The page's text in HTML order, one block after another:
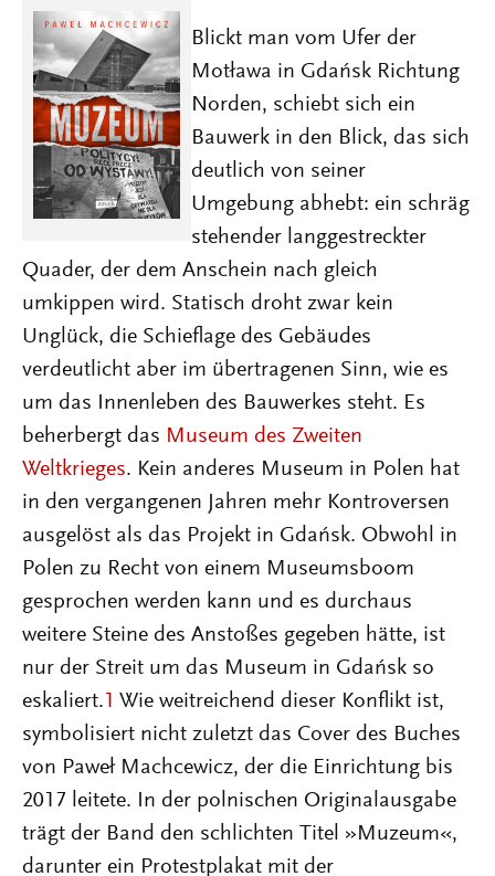
Blickt man vom Ufer der
Motława in Gdańsk Richtung
Norden, schiebt sich ein
Bauwerk in den Blick, das sich
deutlich von seiner
Umgebung abhebt: ein schräg
stehender langgestreckter
Quader, der dem Anschein nach gleich
umkippen wird. Statisch droht zwar kein
Unglück, die Schieflage des Gebäudes
verdeutlicht aber im übertragenen Sinn, wie es
um das Innenleben des Bauwerkes steht. Es
beherbergt das Museum des Zweiten
Weltkrieges. Kein anderes Museum in Polen hat
in den vergangenen Jahren mehr Kontroversen
ausgelöst als das Projekt in Gdańsk. Obwohl in
Polen zu Recht von einem Museumsboom
gesprochen werden kann und es durchaus
weitere Steine des Anstoßes gegeben hätte, ist
nur der Streit um das Museum in Gdańsk so
eskaliert.1 Wie weitreichend dieser Konflikt ist,
symbolisiert nicht zuletzt das Cover des Buches
von Paweł Machcewicz, der die Einrichtung bis
2017 leitete. In der polnischen Originalausgabe
trägt der Band den schlichten Titel »Muzeum«,
darunter ein Protestplakat mit der